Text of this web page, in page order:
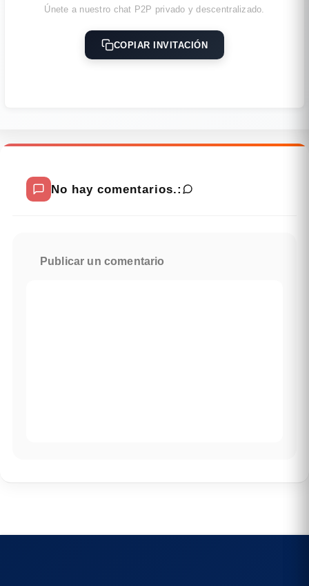
Únete a nuestro chat P2P privado y descentralizado.
COPIAR INVITACIÓN
No hay comentarios.:
Publicar un comentario